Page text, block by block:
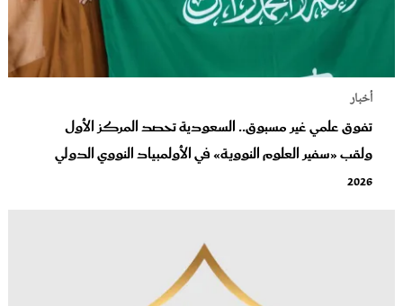
أخبار
تفوق علمي غير مسبوق.. السعودية تحصد المركز الأول
ولقب «سفير العلوم النووية» في الأولمبياد النووي الدولي
2026